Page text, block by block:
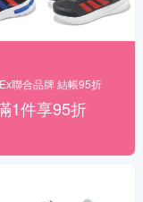
聯合品牌 結帳95折
1件享95折